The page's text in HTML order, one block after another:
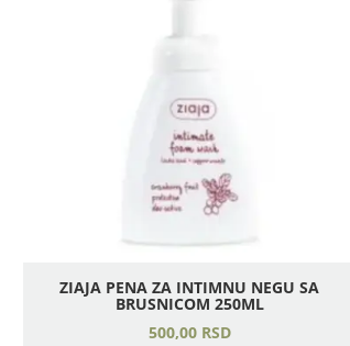
ZIAJA PENA ZA INTIMNU NEGU SA
BRUSNICOM 250ML
500,00 RSD